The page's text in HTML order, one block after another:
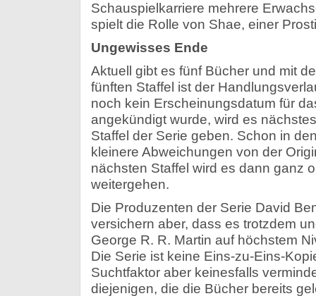
Schauspielkarriere mehrere
spielt die Rolle von Shae, einer
Ungewisses Ende
Aktuell gibt es fünf Bücher und mit
fünften Staffel ist der
noch kein Erscheinungsdatum für
angekündigt wurde, wird es
Staffel der Serie geben. Schon in
kleinere Abweichungen von der
nächsten Staffel wird es dann ganz
weitergehen.
Die Produzenten der Serie David
versichern aber, dass es trotzdem
George R. R. Martin auf höchstem
Die Serie ist keine Eins-zu-Eins-
Suchtfaktor aber keinesfalls
diejenigen, die die Bücher bereits